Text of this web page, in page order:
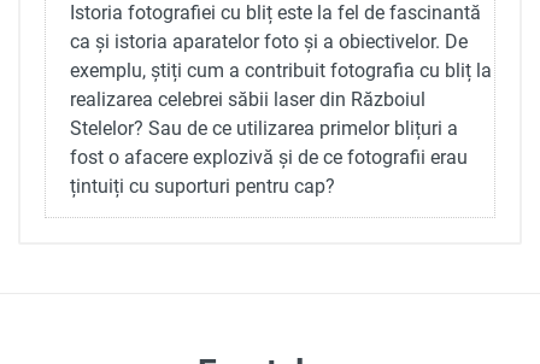
Istoria fotografiei cu bliț este la fel de fascinantă
ca și istoria aparatelor foto și a obiectivelor. De
exemplu, știți cum a contribuit fotografia cu bliț la
realizarea celebrei săbii laser din Războiul
Stelelor? Sau de ce utilizarea primelor blițuri a
fost o afacere explozivă și de ce fotografii erau
țintuiți cu suporturi pentru cap?